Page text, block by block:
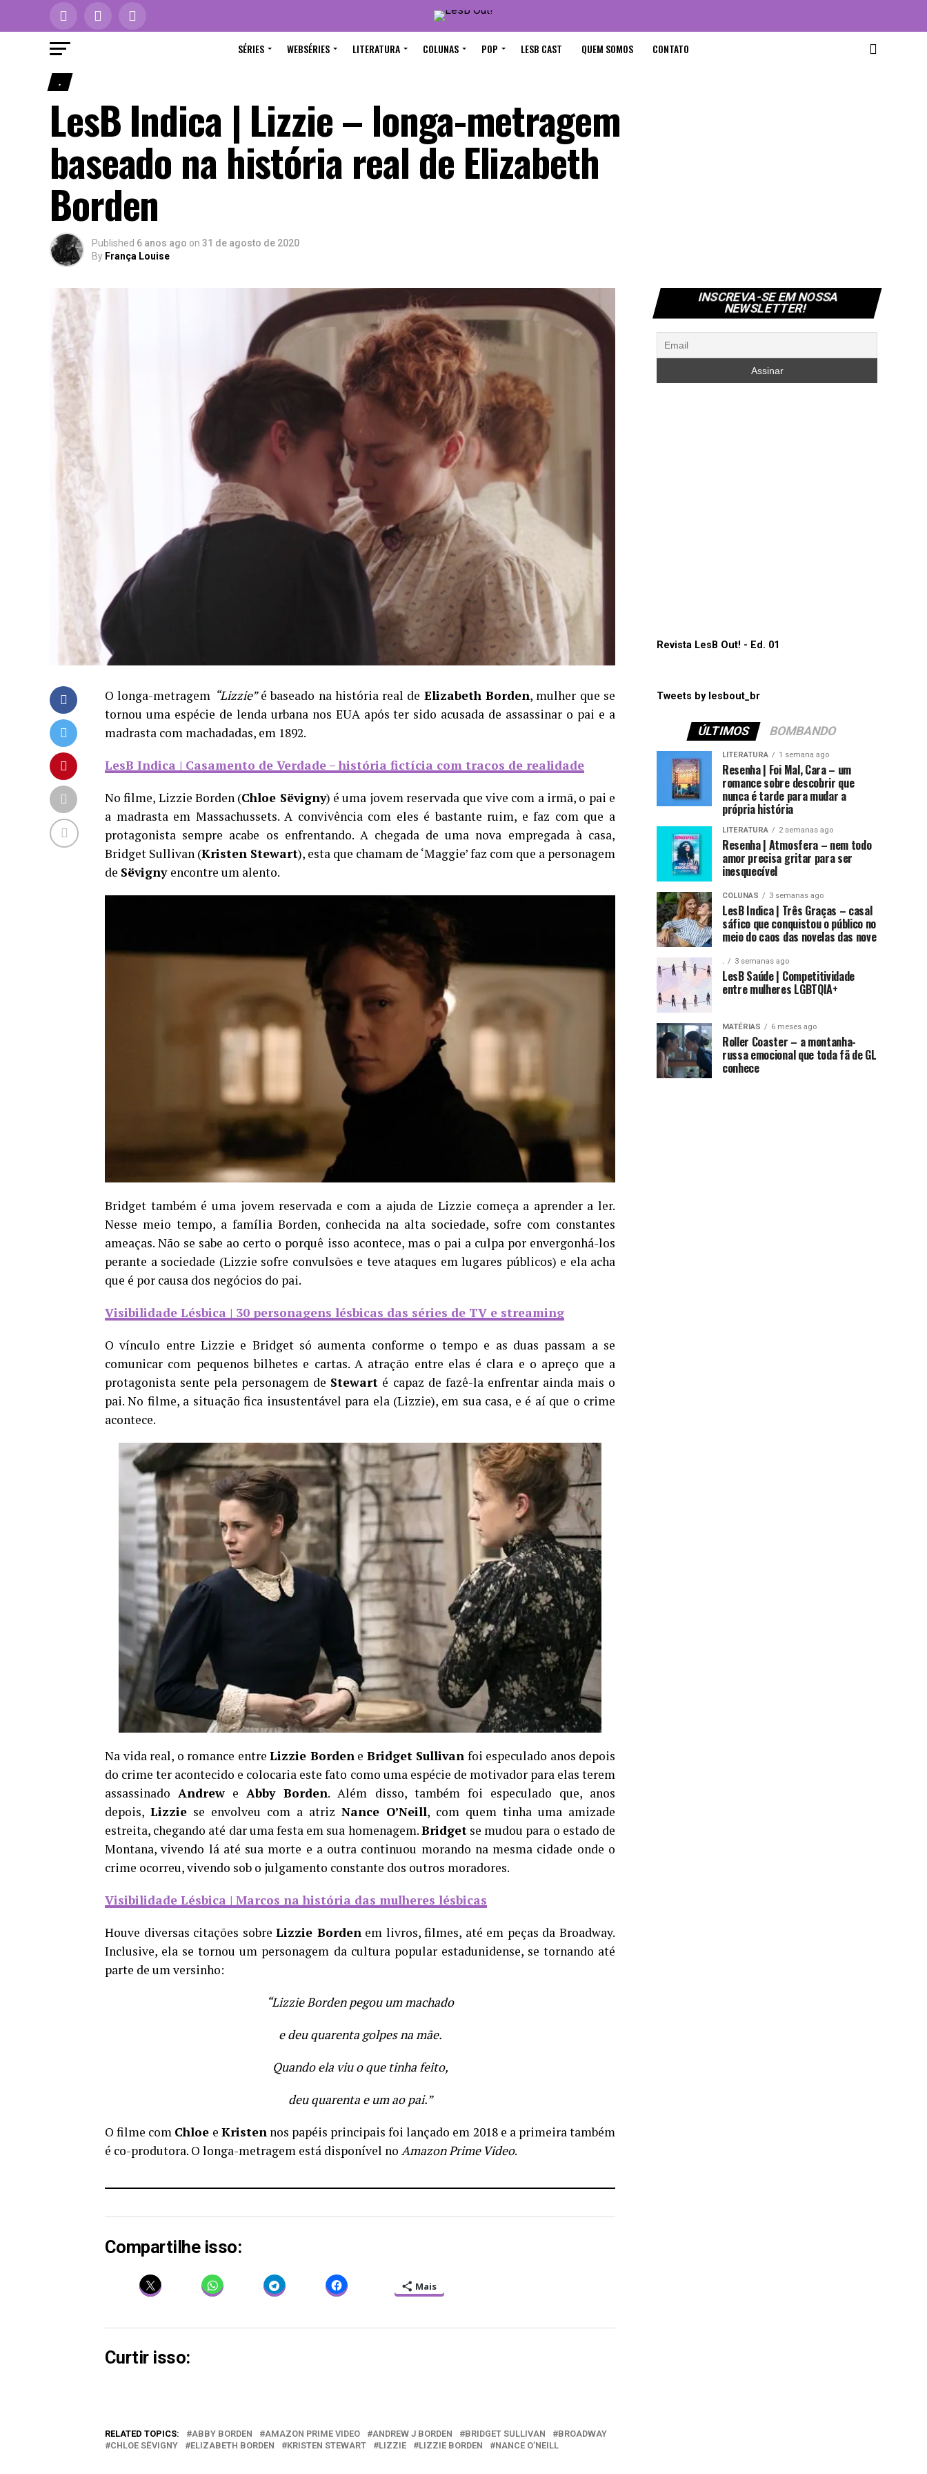
SÉRIES WEBSÉRIES LITERATURA COLUNAS POP LESB CAST QUEM SOMOS CONTATO
.
LesB Indica | Lizzie – longa-metragem
baseado na história real de Elizabeth
Borden
Published 6 anos ago on 31 de agosto de 2020
By França Louise
O longa-metragem “Lizzie”é baseado na história real de Elizabeth Borden, mulher que se
tornou uma espécie de lenda urbana nos EUA após ter sido acusada de assassinar o pai e a
madrasta com machadadas, em 1892.
LesB Indica | Casamento de Verdade – história fictícia com traços de realidade
No filme, Lizzie Borden (Chloe Sëvigny) é uma jovem reservada que vive com a irmã, o pai e
a madrasta em Massachussets. A convivência com eles é bastante ruim, e faz com que a
protagonista sempre acabe os enfrentando. A chegada de uma nova empregada à casa,
Bridget Sullivan (Kristen Stewart), esta que chamam de ‘Maggie’ faz com que a personagem
de Sëvigny encontre um alento.
Bridget também é uma jovem reservada e com a ajuda de Lizzie começa a aprender a ler.
Nesse meio tempo, a família Borden, conhecida na alta sociedade, sofre com constantes
ameaças. Não se sabe ao certo o porquê isso acontece, mas o pai a culpa por envergonhá-los
perante a sociedade (Lizzie sofre convulsões e teve ataques em lugares públicos) e ela acha
que é por causa dos negócios do pai.
Visibilidade Lésbica | 30 personagens lésbicas das séries de TV e streaming
O vínculo entre Lizzie e Bridget só aumenta conforme o tempo e as duas passam a se
comunicar com pequenos bilhetes e cartas. A atração entre elas é clara e o apreço que a
protagonista sente pela personagem de Stewart é capaz de fazê-la enfrentar ainda mais o
pai. No filme, a situação fica insustentável para ela (Lizzie), em sua casa, e é aí que o crime
acontece.
Na vida real, o romance entre Lizzie Bordene Bridget Sullivan foi especulado anos depois
do crime ter acontecido e colocaria este fato como uma espécie de motivador para elas terem
assassinadoAndrew eAbby Borden. Além disso, também foi especulado que, anos
depois, Lizzie se envolveu com a atriz Nance O’Neill, com quem tinha uma amizade
estreita, chegando até dar uma festa em sua homenagem.Bridgetse mudou para o estado de
Montana, vivendo lá até sua morte e a outra continuou morando na mesma cidade onde o
crime ocorreu, vivendo sob o julgamento constante dos outros moradores.
Visibilidade Lésbica | Marcos na história das mulheres lésbicas
Houve diversas citações sobreLizzie Bordenem livros, filmes, até em peças da Broadway.
Inclusive, ela se tornou um personagem da cultura popular estadunidense, se tornando até
parte de um versinho:
“Lizzie Borden pegou um machado
e deu quarenta golpes na mãe.
Quando ela viu o que tinha feito,
deu quarenta e um ao pai.”
O filme com Chloe e Kristennos papéis principais foi lançado em 2018 e a primeira também
é co-produtora. O longa-metragem está disponível no Amazon Prime Video.
Compartilhe isso:
Mais
Curtir isso:
RELATED TOPICS: ABBY BORDEN AMAZON PRIME VIDEO ANDREW J BORDEN BRIDGET SULLIVAN
BROADWAY
CHLOE SËVIGNY
ELIZABETH BORDEN KRISTEN STEWART LIZZIE LIZZIE BORDEN NANCE O’NEILL
INSCREVA-SE EM NOSSA
NEWSLETTER!
Revista LesB Out! - Ed. 01
Tweets by lesbout_br
ÚLTIMOS BOMBANDO
LITERATURA 1 semana ago
Resenha | Foi Mal, Cara – um
romance sobre descobrir que
nunca é tarde para mudar a
própria história
LITERATURA 2 semanas ago
Resenha | Atmosfera – nem todo
amor precisa gritar para ser
inesquecível
COLUNAS 3 semanas ago
LesB Indica | Três Graças – casal
sáfico que conquistou o público no
meio do caos das novelas das nove
. 3 semanas ago
LesB Saúde | Competitividade
entre mulheres LGBTQIA+
MATÉRIAS 6 meses ago
Roller Coaster – a montanha-
russa emocional que toda fã de GL
conhece